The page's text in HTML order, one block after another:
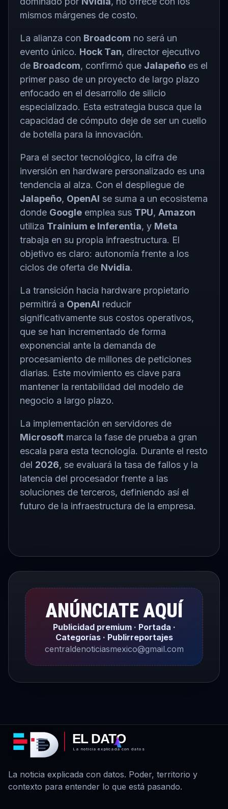
mismos márgenes de costo.
La alianza con Broadcom no será un
evento único. Hock Tan, director ejecutivo
de Broadcom, confirmó que Jalapeño es el
primer paso de un proyecto de largo plazo
enfocado en el desarrollo de silicio
especializado. Esta estrategia busca que la
capacidad de cómputo deje de ser un cuello
de botella para la innovación.
Para el sector tecnológico, la cifra de
inversión en hardware personalizado es una
tendencia al alza. Con el despliegue de
Jalapeño, OpenAI se suma a un ecosistema
donde Google emplea sus TPU, Amazon
utiliza Trainium e Inferentia, y Meta
trabaja en su propia infraestructura. El
objetivo es claro: autonomía frente a los
ciclos de oferta de Nvidia.
La transición hacia hardware propietario
permitirá a OpenAI reducir
significativamente sus costos operativos,
que se han incrementado de forma
exponencial ante la demanda de
procesamiento de millones de peticiones
diarias. Este movimiento es clave para
mantener la rentabilidad del modelo de
negocio a largo plazo.
La implementación en servidores de
Microsoft marca la fase de prueba a gran
escala para esta tecnología. Durante el resto
del 2026, se evaluará la tasa de fallos y la
latencia del procesador frente a las
soluciones de terceros, definiendo así el
futuro de la infraestructura de la empresa.
ANÚNCIATE AQUÍ
Publicidad premium · Portada ·
Categorías · Publirreportajes
centraldenoticiasmexico@gmail.com
EL DATO
La noticia explicada con datos
La noticia explicada con datos. Poder, territorio y
contexto para entender lo que está pasando.